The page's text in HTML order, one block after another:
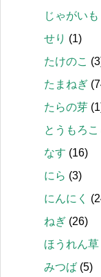
じゃがいも
せり (1)
たけのこ
たまねぎ
たらの芽
とうもろこ
なす (16)
にら (3)
にんにく
ねぎ (26)
ほうれん草
みつば (5)